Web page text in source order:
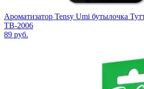
Ароматизатор Tensy Umi бутылочка
TB-2006
89 руб.